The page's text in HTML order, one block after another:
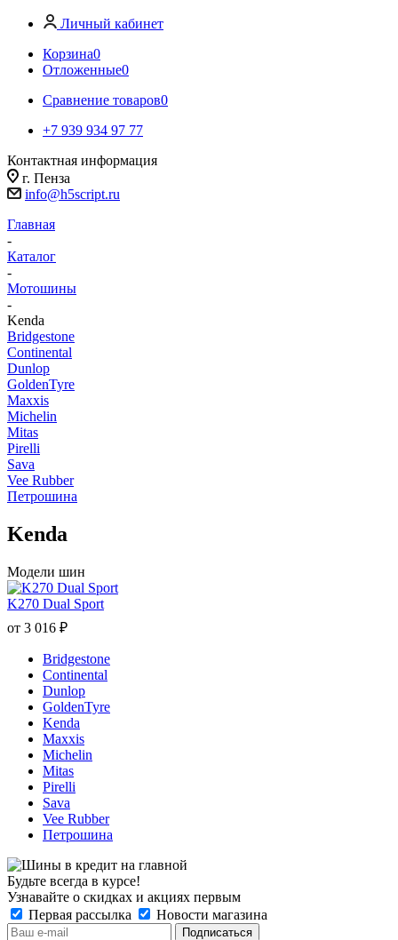
Личный кабинет
Корзина0
Отложенные0
Сравнение товаров0
+7 939 934 97 77
Контактная информация
г. Пенза
info@h5script.ru
Главная
-
Каталог
-
Мотошины
-
Kenda
Bridgestone
Continental
Dunlop
GoldenTyre
Maxxis
Michelin
Mitas
Pirelli
Sava
Vee Rubber
Петрошина
Kenda
Модели шин
K270 Dual Sport
от 3 016 ₽
Bridgestone
Continental
Dunlop
GoldenTyre
Kenda
Maxxis
Michelin
Mitas
Pirelli
Sava
Vee Rubber
Петрошина
Будьте всегда в курсе!
Узнавайте о скидках и акциях первым
Первая рассылка
Новости магазина